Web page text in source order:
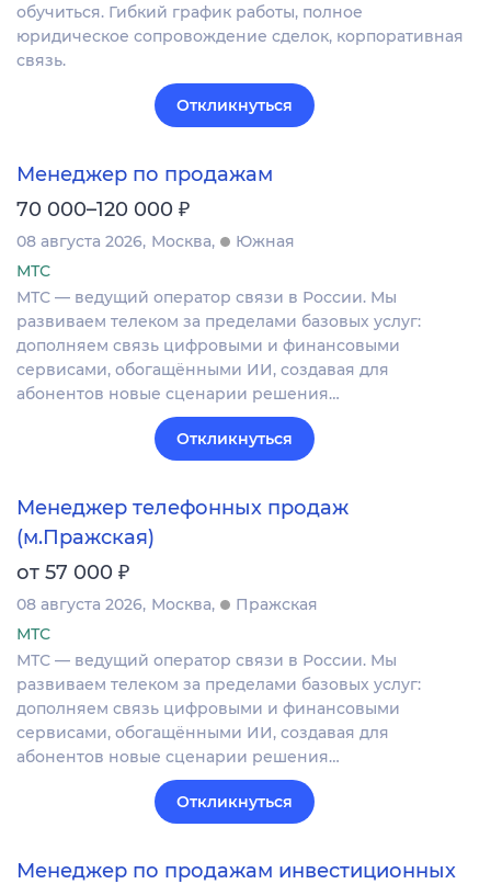
обучиться. Гибкий график работы, полное
юридическое сопровождение сделок, корпоративная
связь.
Откликнуться
Менеджер по продажам
70 000–120 000 ₽
08 августа 2026 Москва
Южная
МТС
МТС — ведущий оператор связи в России. Мы
развиваем телеком за пределами базовых услуг:
дополняем связь цифровыми и финансовыми
сервисами, обогащёнными ИИ, создавая для
абонентов новые сценарии решения…
Откликнуться
Менеджер телефонных продаж
(м.Пражская)
от 57 000 ₽
08 августа 2026 Москва
Пражская
МТС
МТС — ведущий оператор связи в России. Мы
развиваем телеком за пределами базовых услуг:
дополняем связь цифровыми и финансовыми
сервисами, обогащёнными ИИ, создавая для
абонентов новые сценарии решения…
Откликнуться
Менеджер по продажам инвестиционных